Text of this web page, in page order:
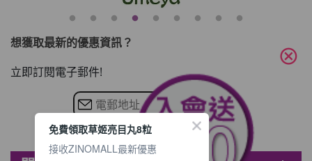
想獲取最新的優惠資訊？
立即訂閱電子郵件!
cancel
免費領取草姬亮目丸8粒
接收ZINOMALL最新優惠